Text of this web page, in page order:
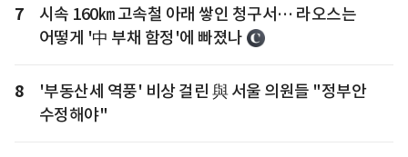
7
시속 160㎞ 고속철 아래 쌓인 청구서… 라오스는
어떻게 '中 부채 함정'에 빠졌나
8
'부동산세 역풍' 비상 걸린 與 서울 의원들 "정부안
수정해야"